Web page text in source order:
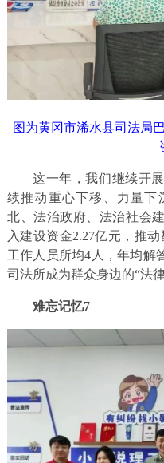
图为黄冈市浠水县司法局
这一年，我们继续开
续推动重心下移、力量下
北、法治政府、法治社会
入建设资金2.27亿元，推
工作人员所均4人，年均解
司法所成为群众身边的“法律
难忘记忆7